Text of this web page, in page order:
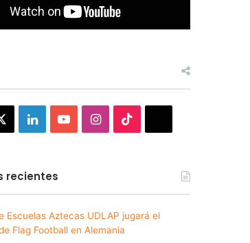
LinkedInYouTubeInstagram
recientes
Escuelas Aztecas UDLAP jugará el
Flag Football en Alemania